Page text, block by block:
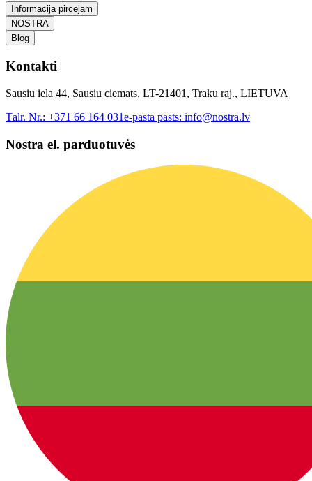
Informācija pircējam
NOSTRA
Blog
Kontakti
Sausiu iela 44, Sausiu ciemats, LT-21401, Traku raj., LIETUVA
Tālr. Nr.: +371 66 164 031e-pasta pasts: info@nostra.lv
Nostra el. parduotuvės